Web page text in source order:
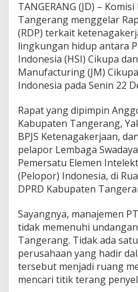
a
n
g
K
e
s
a
l
T
H
S
I
d
a
n
P
D
H
J
M
M
a
n
TANGERANG (JD) –
Tangerang menggelar
(RDP) terkait
lingkungan hidup antara
Indonesia (HSI) Cikupa
Manufacturing (JM)
Indonesia pada Senin 22
Rapat yang dipimpin
Kabupaten Tangerang,
BPJS Ketenagakerjaan,
pelapor Lembaga
Pemersatu Elemen
(Pelopor) Indonesia, di
DPRD Kabupaten
Sayangnya, manajemen
tidak memenuhi
Tangerang. Tidak ada
perusahaan yang hadir
tersebut menjadi ruang
mencari titik terang